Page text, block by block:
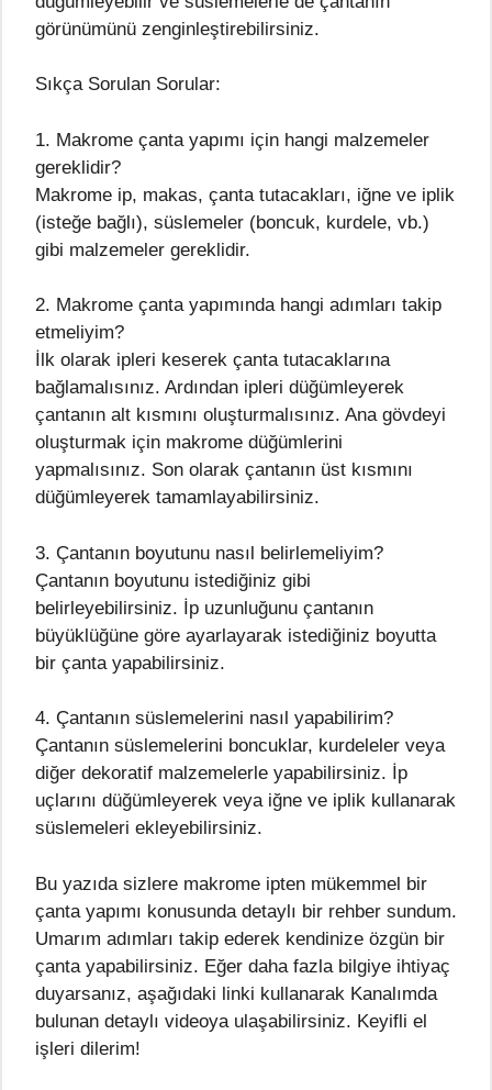
görünümünü zenginleştirebilirsiniz.
Sıkça Sorulan Sorular:
1. Makrome çanta yapımı için hangi malzemeler
gereklidir?
Makrome ip, makas, çanta tutacakları, iğne ve iplik
(isteğe bağlı), süslemeler (boncuk, kurdele, vb.)
gibi malzemeler gereklidir.
2. Makrome çanta yapımında hangi adımları takip
etmeliyim?
İlk olarak ipleri keserek çanta tutacaklarına
bağlamalısınız. Ardından ipleri düğümleyerek
çantanın alt kısmını oluşturmalısınız. Ana gövdeyi
oluşturmak için makrome düğümlerini
yapmalısınız. Son olarak çantanın üst kısmını
düğümleyerek tamamlayabilirsiniz.
3. Çantanın boyutunu nasıl belirlemeliyim?
Çantanın boyutunu istediğiniz gibi
belirleyebilirsiniz. İp uzunluğunu çantanın
büyüklüğüne göre ayarlayarak istediğiniz boyutta
bir çanta yapabilirsiniz.
4. Çantanın süslemelerini nasıl yapabilirim?
Çantanın süslemelerini boncuklar, kurdeleler veya
diğer dekoratif malzemelerle yapabilirsiniz. İp
uçlarını düğümleyerek veya iğne ve iplik kullanarak
süslemeleri ekleyebilirsiniz.
Bu yazıda sizlere makrome ipten mükemmel bir
çanta yapımı konusunda detaylı bir rehber sundum.
Umarım adımları takip ederek kendinize özgün bir
çanta yapabilirsiniz. Eğer daha fazla bilgiye ihtiyaç
duyarsanız, aşağıdaki linki kullanarak Kanalımda
bulunan detaylı videoya ulaşabilirsiniz. Keyifli el
işleri dilerim!